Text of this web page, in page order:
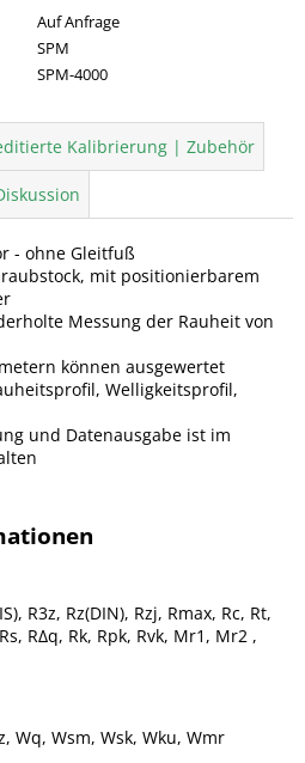
Auf Anfrage
SPM
SPM-4000
Kalibrierung | Zubehör
- ohne Gleitfuß
mit positionierbarem
Messung der Rauheit von
können ausgewertet
Welligkeitsprofil,
und Datenausgabe ist im
R3z, Rz(DIN), Rzj, Rmax, Rc, Rt,
RΔq, Rk, Rpk, Rvk, Mr1, Mr2 ,
Wq, Wsm, Wsk, Wku, Wmr